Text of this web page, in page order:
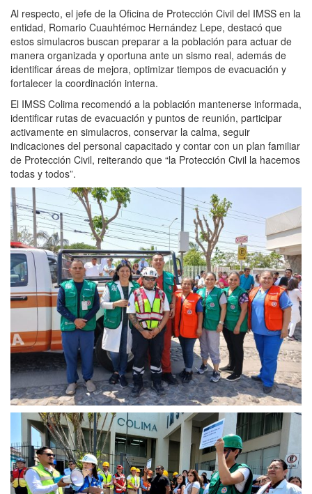
Al respecto, el jefe de la Oficina de Protección Civil del IMSS en la
entidad, Romario Cuauhtémoc Hernández Lepe, destacó que
estos simulacros buscan preparar a la población para actuar de
manera organizada y oportuna ante un sismo real, además de
identificar áreas de mejora, optimizar tiempos de evacuación y
fortalecer la coordinación interna.
El IMSS Colima recomendó a la población mantenerse informada,
identificar rutas de evacuación y puntos de reunión, participar
activamente en simulacros, conservar la calma, seguir
indicaciones del personal capacitado y contar con un plan familiar
de Protección Civil, reiterando que “la Protección Civil la hacemos
todas y todos”.